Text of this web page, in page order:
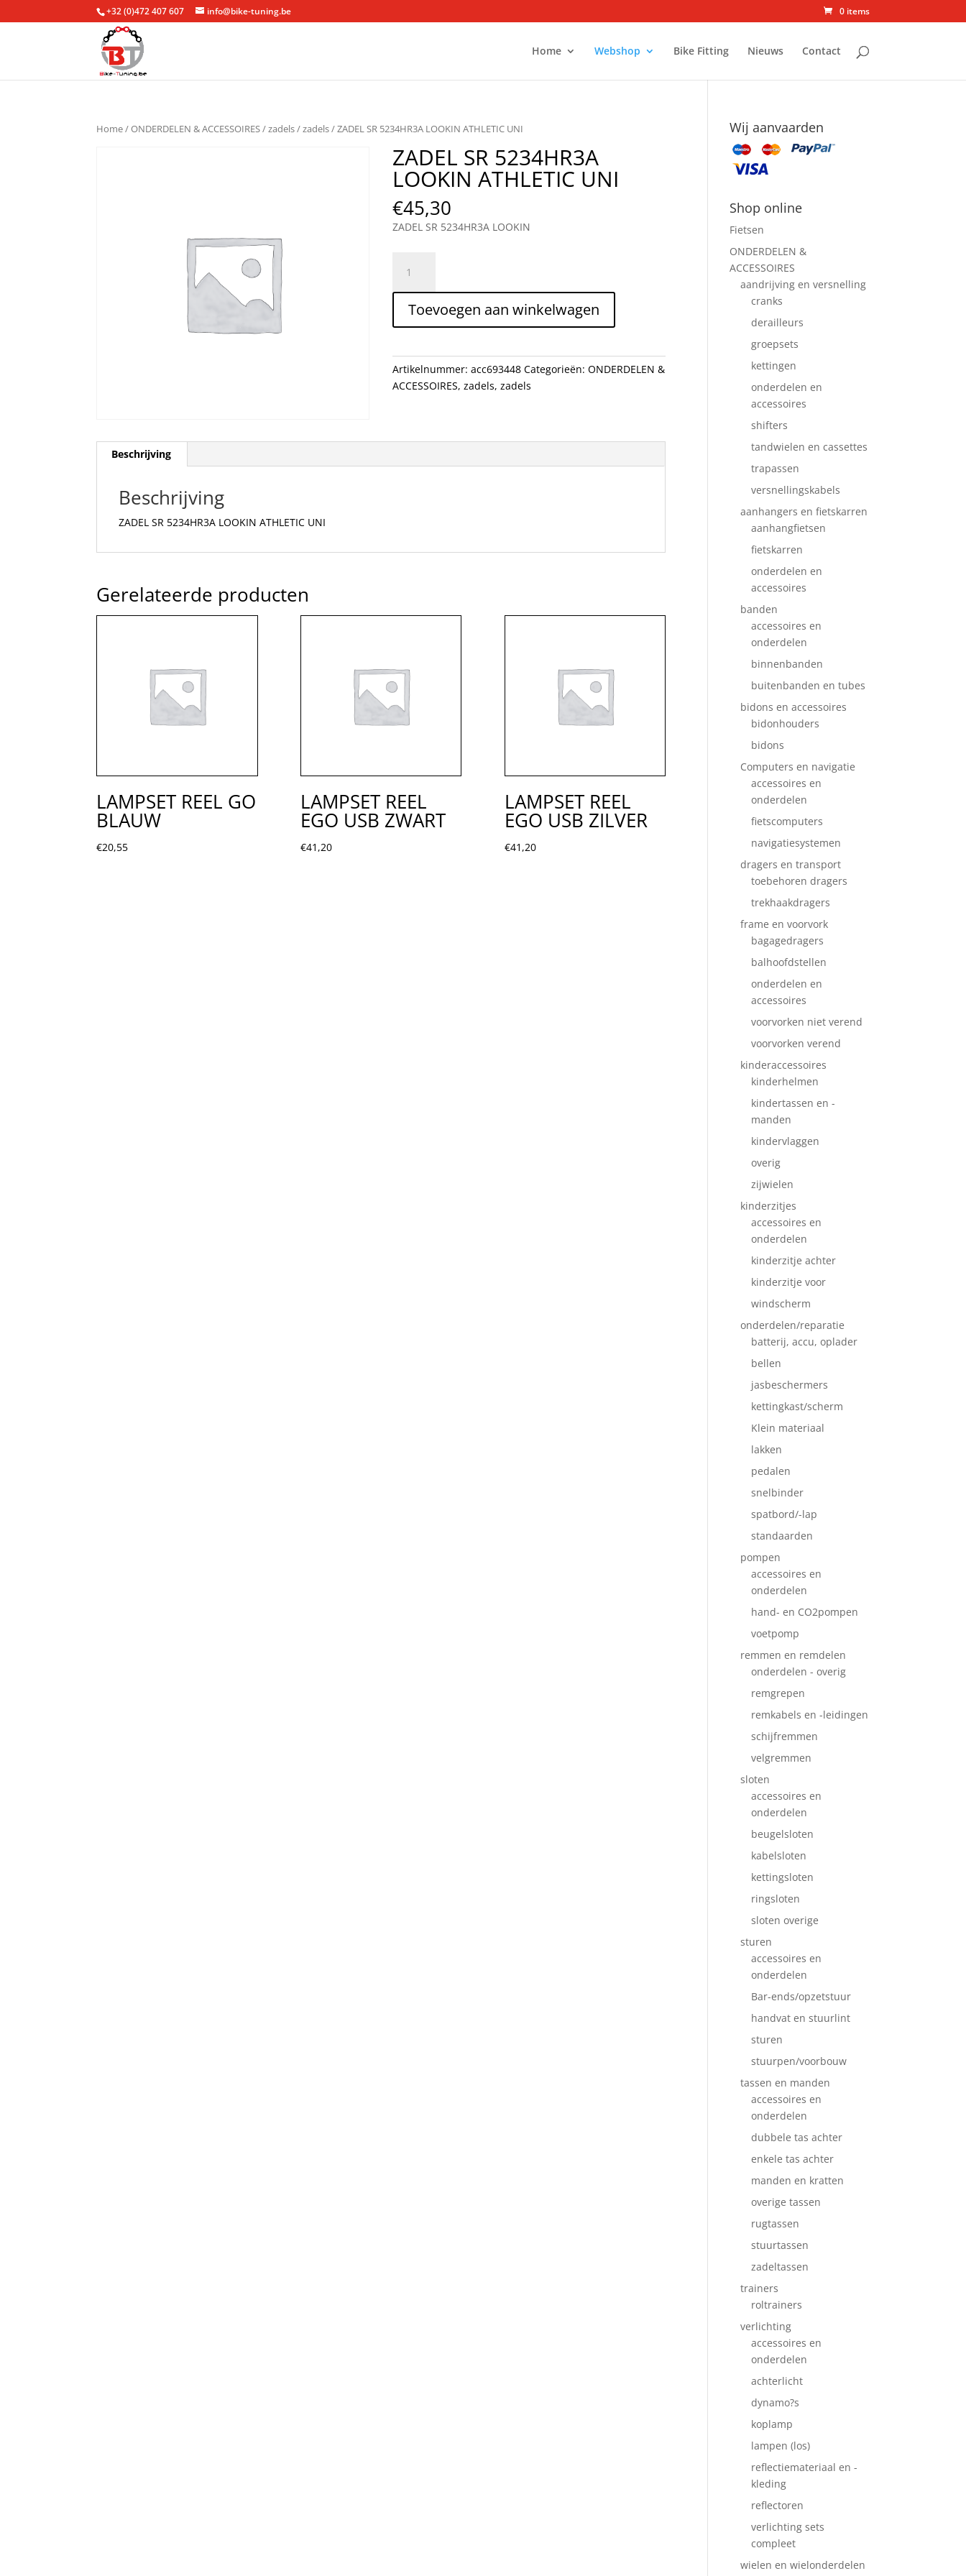
+32 (0)472 407 607 info@bike-tuning.be 0 items
Home Webshop Bike Fitting Nieuws Contact
Home/ONDERDELEN & ACCESSOIRES/zadels/zadels/ ZADEL SR 5234HR3A LOOKIN ATHLETIC UNI
ZADEL SR 5234HR3A
LOOKIN ATHLETIC UNI
€45,30
ZADEL SR 5234HR3A LOOKIN
5234HR3A
LOOKIN
ATHLETIC
aantal
Toevoegen aan winkelwagen
Artikelnummer:acc693448 Categorieën:ONDERDELEN &
ACCESSOIRES,zadels,zadels
Beschrijving
Beschrijving
ZADEL SR 5234HR3A LOOKIN ATHLETIC UNI
Gerelateerde producten
LAMPSET REEL GO
BLAUW
€20,55
LAMPSET REEL
EGO USB ZWART
€41,20
LAMPSET REEL
EGO USB ZILVER
€41,20
Wij aanvaarden
Shop online
Fietsen
ONDERDELEN &
ACCESSOIRES
aandrijving en versnelling
cranks
derailleurs
groepsets
kettingen
onderdelen en
accessoires
shifters
tandwielen en cassettes
trapassen
versnellingskabels
aanhangers en fietskarren
aanhangfietsen
fietskarren
onderdelen en
accessoires
banden
accessoires en
onderdelen
binnenbanden
buitenbanden en tubes
bidons en accessoires
bidonhouders
bidons
Computers en navigatie
accessoires en
onderdelen
fietscomputers
navigatiesystemen
dragers en transport
toebehoren dragers
trekhaakdragers
frame en voorvork
bagagedragers
balhoofdstellen
onderdelen en
accessoires
voorvorken niet verend
voorvorken verend
kinderaccessoires
kinderhelmen
kindertassen en -
manden
kindervlaggen
overig
zijwielen
kinderzitjes
accessoires en
onderdelen
kinderzitje achter
kinderzitje voor
windscherm
onderdelen/reparatie
batterij, accu, oplader
bellen
jasbeschermers
kettingkast/scherm
Klein materiaal
lakken
pedalen
snelbinder
spatbord/-lap
standaarden
pompen
accessoires en
onderdelen
hand- en CO2pompen
voetpomp
remmen en remdelen
onderdelen - overig
remgrepen
remkabels en -leidingen
schijfremmen
velgremmen
sloten
accessoires en
onderdelen
beugelsloten
kabelsloten
kettingsloten
ringsloten
sloten overige
sturen
accessoires en
onderdelen
Bar-ends/opzetstuur
handvat en stuurlint
sturen
stuurpen/voorbouw
tassen en manden
accessoires en
onderdelen
dubbele tas achter
enkele tas achter
manden en kratten
overige tassen
rugtassen
stuurtassen
zadeltassen
trainers
roltrainers
verlichting
accessoires en
onderdelen
achterlicht
dynamo?s
koplamp
lampen (los)
reflectiemateriaal en -
kleding
reflectoren
verlichting sets
compleet
wielen en wielonderdelen